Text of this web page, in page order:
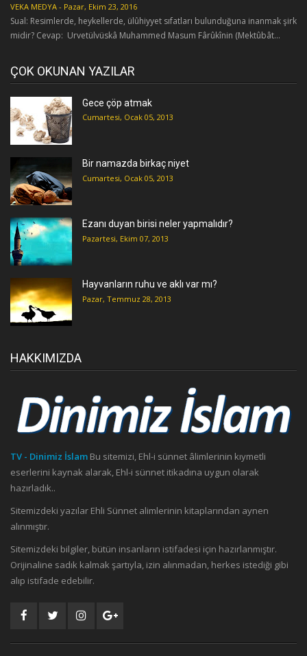
VEKA MEDYA - Pazar, Ekim 23, 2016
Sual: Resimlerde, heykellerde, ülûhiyyet sıfatları bulunduğuna inanmak şirk
midir? Cevap: Urvetülvüskâ Muhammed Masum Fârûkînin (Mektûbât...
ÇOK OKUNAN YAZILAR
Gece çöp atmak
Cumartesi, Ocak 05, 2013
Bir namazda birkaç niyet
Cumartesi, Ocak 05, 2013
Ezanı duyan birisi neler yapmalıdır?
Pazartesi, Ekim 07, 2013
Hayvanların ruhu ve aklı var mı?
Pazar, Temmuz 28, 2013
HAKKIMIZDA
TV - Dinimiz İslam Bu sitemizi, Ehl-i sünnet âlimlerinin kıymetli
eserlerini kaynak alarak, Ehl-i sünnet itikadına uygun olarak
hazırladık..
Sitemizdeki yazılar Ehli Sünnet alimlerinin kitaplarından aynen
alınmıştır.
Sitemizdeki bilgiler, bütün insanların istifadesi için hazırlanmıştır.
Orijinaline sadık kalmak şartıyla, izin alınmadan, herkes istediği gibi
alıp istifade edebilir.